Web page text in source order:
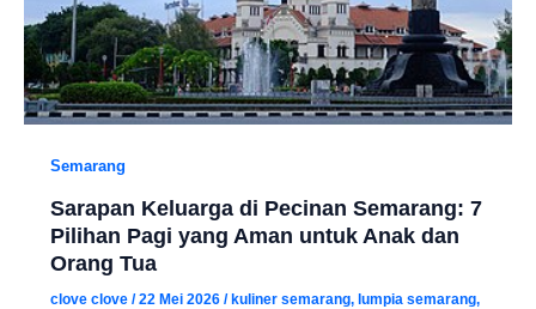
Semarang
Sarapan Keluarga di Pecinan Semarang: 7
Pilihan Pagi yang Aman untuk Anak dan
Orang Tua
clove clove /22 Mei 2026 /kuliner semarang, lumpia semarang,